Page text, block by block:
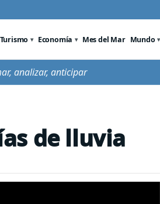
Turismo Economía Mes del Mar Mundo
analizar, anticipar
de lluvia